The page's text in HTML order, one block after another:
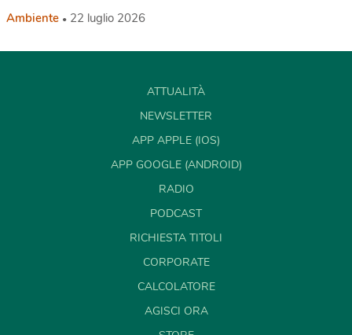
Ambiente 22 luglio 2026
ATTUALITÀ
NEWSLETTER
APP APPLE (IOS)
APP GOOGLE (ANDROID)
RADIO
PODCAST
RICHIESTA TITOLI
CORPORATE
CALCOLATORE
AGISCI ORA